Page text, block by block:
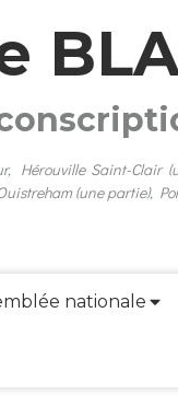
Hérouville Saint-Clair
(une partie),
nationale